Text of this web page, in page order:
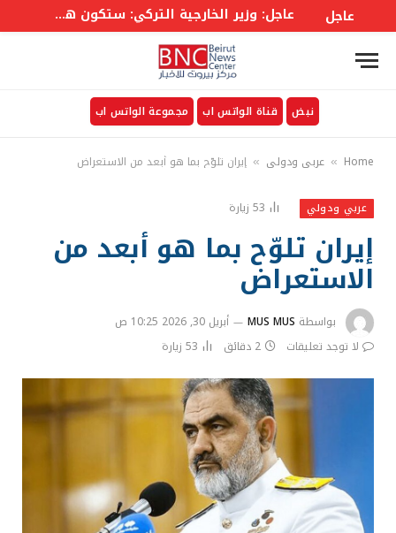
عاجل عاجل: وسائل إعلام لبنانية: تفجير ضخم نفذه العـ.ـ ـدو الإســـرائيلي في وادي السلوقي بالجنوب اللبناني
نبض قناة الواتس اب مجموعة الواتس اب
Home
» عربي ودولي » إيران تلوّح بما هو أبعد من الاستعراض
عربي ودولي 53 زيارة
إيران تلوّح بما هو أبعد من
الاستعراض
بواسطة MUS MUS
أبريل 30, 2026 10:25 ص
لا توجد تعليقات
2 دقائق 53 زيارة